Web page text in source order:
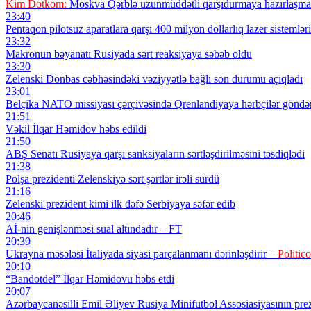
Kim Dotkom: Moskva Qərblə uzunmüddətli qarşıdurmaya
23:40
Pentaqon pilotsuz aparatlara qarşı 400 milyon dollarlıq lazer
23:32
Makronun bəyanatı Rusiyada sərt reaksiyaya səbəb oldu
23:30
Zelenski Donbas cəbhəsindəki vəziyyətlə bağlı son durumu açıqladı
23:01
Belçika NATO missiyası çərçivəsində Qrenlandiyaya hərbçilər
21:51
Vəkil İlqar Həmidov həbs edildi
21:50
ABŞ Senatı Rusiyaya qarşı sanksiyaların sərtləşdirilməsini təsdiqlədi
21:38
Polşa prezidenti Zelenskiyə sərt şərtlər irəli sürdü
21:16
Zelenski prezident kimi ilk dəfə Serbiyaya səfər edib
20:46
Aİ-nin genişlənməsi sual altındadır – FT
20:39
Ukrayna məsələsi İtaliyada siyasi parçalanmanı dərinləşdirir – Politico
20:10
“Bandotdel” İlqar Həmidovu həbs etdi
20:07
Azərbaycanəsilli Emil Əliyev Rusiya Minifutbol Assosiasiyasının